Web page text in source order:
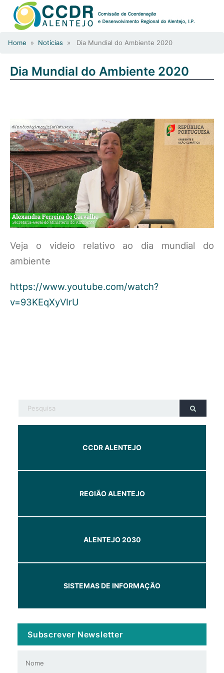
Home » Notícias » Dia Mundial do Ambiente 2020
Dia Mundial do Ambiente 2020
Veja o videio relativo ao dia mundial do
ambiente
https://www.youtube.com/watch?
v=93KEqXyVIrU
CCDR ALENTEJO
REGIÃO ALENTEJO
ALENTEJO 2030
SISTEMAS DE INFORMAÇÃO
Subscrever Newsletter